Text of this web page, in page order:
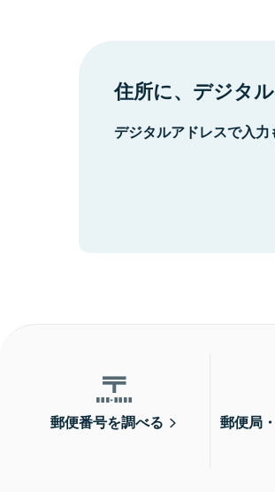
住所に、デジタル
デジタルアドレスで入力
郵便番号を調べる
郵便局